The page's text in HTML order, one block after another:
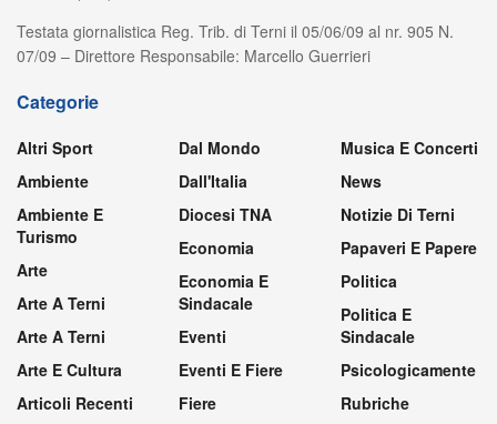
Testata giornalistica Reg. Trib. di Terni il 05/06/09 al nr. 905 N.
07/09 – Direttore Responsabile: Marcello Guerrieri
Categorie
Altri Sport
Ambiente
Ambiente E
Turismo
Arte
Arte A Terni
Arte A Terni
Arte E Cultura
Articoli Recenti
Dal Mondo
Dall'Italia
Diocesi TNA
Economia
Economia E
Sindacale
Eventi
Eventi E Fiere
Fiere
Musica E Concerti
News
Notizie Di Terni
Papaveri E Papere
Politica
Politica E
Sindacale
Psicologicamente
Rubriche